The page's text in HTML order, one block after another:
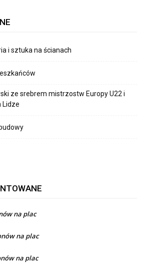
i sztuka na ścianach
ze srebrem mistrzostw Europy U22 i
Lidze
na plac
na plac
na plac